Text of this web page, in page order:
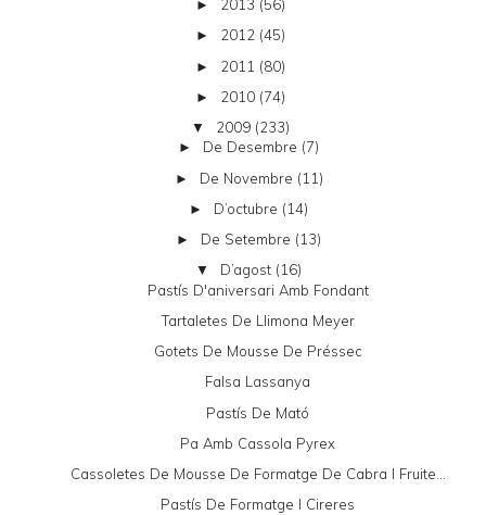
► 2013 (56)
► 2012 (45)
► 2011 (80)
► 2010 (74)
▼ 2009 (233)
► De Desembre (7)
► De Novembre (11)
► D’octubre (14)
► De Setembre (13)
▼ D’agost (16)
Pastís D'aniversari Amb Fondant
Tartaletes De Llimona Meyer
Gotets De Mousse De Préssec
Falsa Lassanya
Pastís De Mató
Pa Amb Cassola Pyrex
Cassoletes De Mousse De Formatge De Cabra I Fruite...
Pastís De Formatge I Cireres